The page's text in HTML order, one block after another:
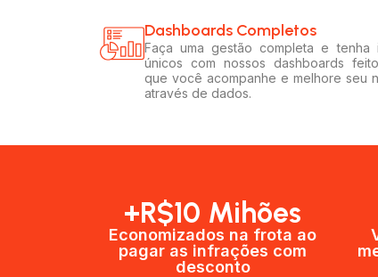
Dashboards Completos​​
Faça uma gestão completa e tenha
únicos com nossos dashboards
que você acompanhe e melhore seu
através de dados.
+R$10 Mihões
Economizados na frota ao
pagar as infrações com
desconto